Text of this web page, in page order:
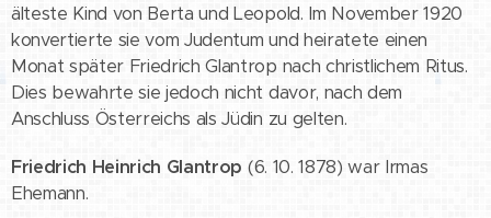
älteste Kind von Berta und Leopold. Im November 1920
konvertierte sie vom Judentum und heiratete einen
Monat später Friedrich Glantrop nach christlichem Ritus.
Dies bewahrte sie jedoch nicht davor, nach dem
Anschluss Österreichs als Jüdin zu gelten.
Friedrich Heinrich Glantrop (6. 10. 1878) war Irmas
Ehemann.